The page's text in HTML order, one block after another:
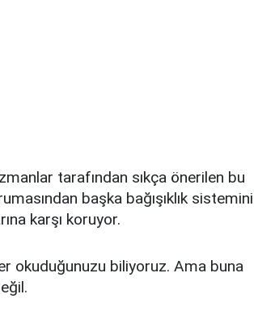
tarafından sıkça önerilen bu
başka bağışıklık sistemini
karşı koruyor.
okuduğunuzu biliyoruz. Ama buna